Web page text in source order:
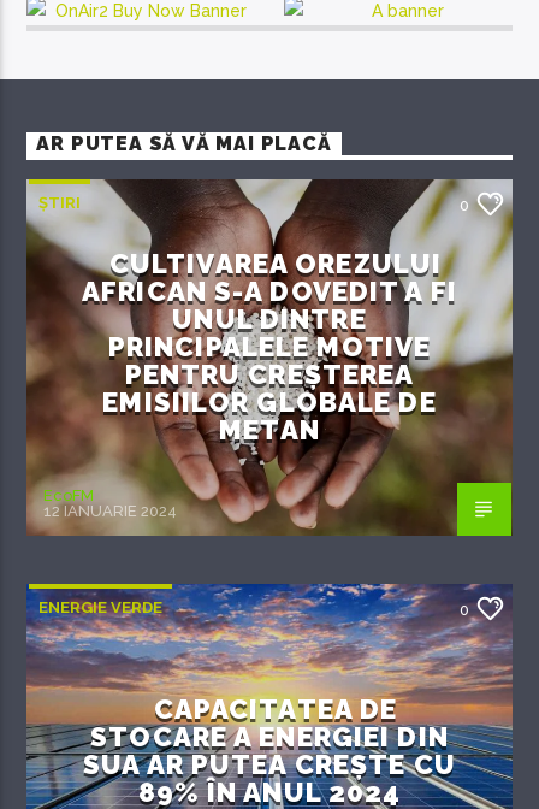
AR PUTEA SĂ VĂ MAI PLACĂ
ȘTIRI 0
CULTIVAREA OREZULUI
AFRICAN S-A DOVEDIT A FI
UNUL DINTRE
PRINCIPALELE MOTIVE
PENTRU CREȘTEREA
EMISIILOR GLOBALE DE
METAN
EcoFM
12 IANUARIE 2024
ENERGIE VERDE 0
CAPACITATEA DE
STOCARE A ENERGIEI DIN
SUA AR PUTEA CREȘTE CU
89% ÎN ANUL 2024